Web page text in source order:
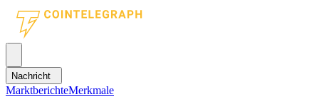
Nachricht
MarktberichteMerkmale